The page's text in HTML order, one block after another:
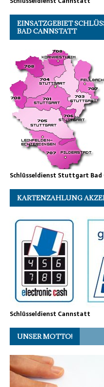
EINSATZGEBIET
BAD CANNSTATT
Schlüsseldienst Stuttgart
KARTENZAHLUNG
Schlüsseldienst Cannstatt
UNSER MOTTO!